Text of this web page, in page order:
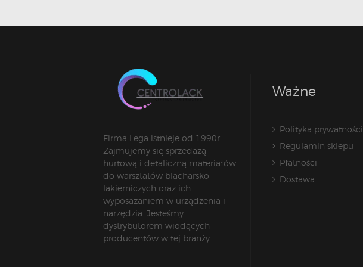
Firma Lega istnieje od 1990r.
Zajmujemy się sprzedażą
hurtową i detaliczną materiałów
do warsztatów blacharsko-
lakierniczych oraz ich
wyposażaniem w urządzenia i
narzędzia. Jesteśmy
dystrybutorem wiodących
producentów w tej branży.
Ważne
Polityka prywatności
Regulamin sklepu
Płatności
Dostawa